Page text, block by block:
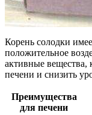
Корень солодки
положительное
активные
печени и снизить
Преимущества
для печени